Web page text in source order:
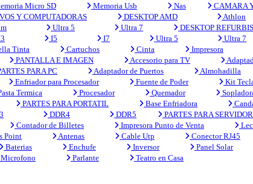
Micro SD Memoria Usb Nas CAMARA
Y COMPUTADORAS DESKTOP AMD Athlon
Ultra 5 Ultra 7 DESKTOP
I5 I7 Ultra 5 Ultra 7
Tinta Cartuchos Cinta Impresora
PANTALLA E IMAGEN Accesorio para TV
PARA PC Adaptador de Puertos Almohadilla
Enfriador para Procesador Fuente de Poder Kit
Termica Procesador Quemador
PARTES PARA PORTATIL Base Enfriadora
DDR4 DDR5 PARTES PARA SERVIDOR
Contador de Billetes Impresora Punto de Venta
Point Antenas Cable Utp Conector RJ45
Baterias Enchufe Inversor Panel Solar
Microfono Parlante Teatro en Casa